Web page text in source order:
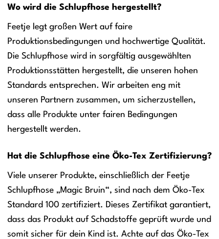
Wo wird die Schlupfhose hergestellt?
Feetje legt großen Wert auf faire
Produktionsbedingungen und hochwertige Qualität.
Die Schlupfhose wird in sorgfältig ausgewählten
Produktionsstätten hergestellt, die unseren hohen
Standards entsprechen. Wir arbeiten eng mit
unseren Partnern zusammen, um sicherzustellen,
dass alle Produkte unter fairen Bedingungen
hergestellt werden.
Hat die Schlupfhose eine Öko-Tex Zertifizierung?
Viele unserer Produkte, einschließlich der Feetje
Schlupfhose „Magic Bruin“, sind nach dem Öko-Tex
Standard 100 zertifiziert. Dieses Zertifikat garantiert,
dass das Produkt auf Schadstoffe geprüft wurde und
somit sicher für dein Kind ist. Achte auf das Öko-Tex